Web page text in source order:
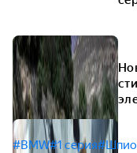
#BMW#1 серия